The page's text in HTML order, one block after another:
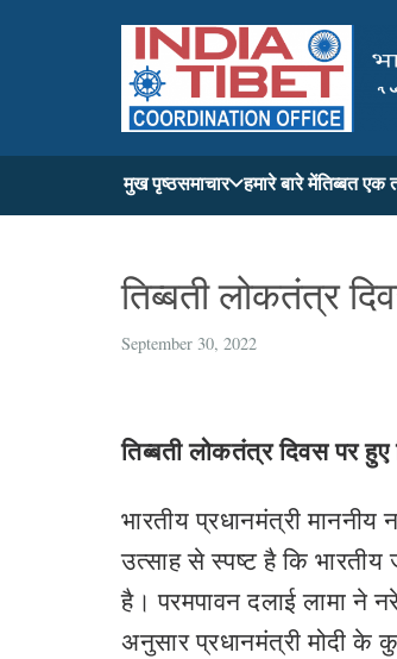
मुख पृष्ठसमाचार हमारे बारे मेंतिब्बत एक
तिब्बती लोकतंत्र
September 30, 2022
तिब्बती लोकतंत्र दिवस पर हुए
भारतीय प्रधानमंत्री
उत्साह से स्पष्ट है कि भारतीय
है। परमपावन दलाई लामा ने
अनुसार प्रधानमंत्री मोदी के